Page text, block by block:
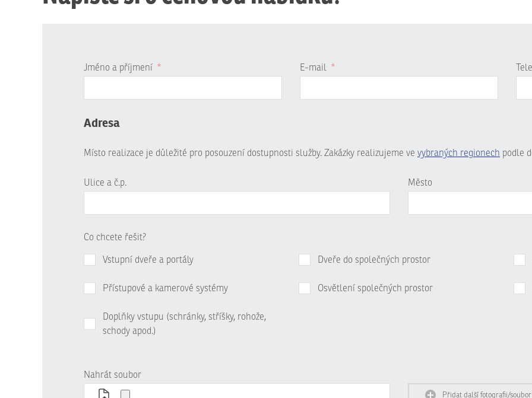
Jméno a příjmení * E-mail *
Adresa
Místo realizace je důležité pro posouzení dostupnosti služby. Zakázky realizujeme ve vybraných regionech podle
Ulice a č.p. Město
Co chcete řešit?
Vstupní dveře a portály Dveře do společných prostor
Přístupové a kamerové systémy Osvětlení společných prostor
Doplňky vstupu (schránky, stříšky, rohože,
schody apod.)
Nahrát soubor
Přidat další fotografii/soubor